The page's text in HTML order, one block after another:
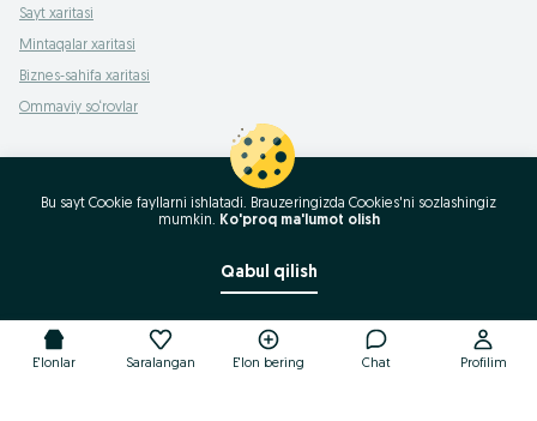
Sayt xaritasi
Mintaqalar xaritasi
Biznes-sahifa xaritasi
Ommaviy so‘rovlar
E'lonlar Saralangan E'lon bering Chat Profilim
Bu sayt Cookie fayllarni ishlatadi. Brauzeringizda Cookies'ni sozlashingiz
mumkin. Ko'proq ma'lumot olish
Qabul qilish